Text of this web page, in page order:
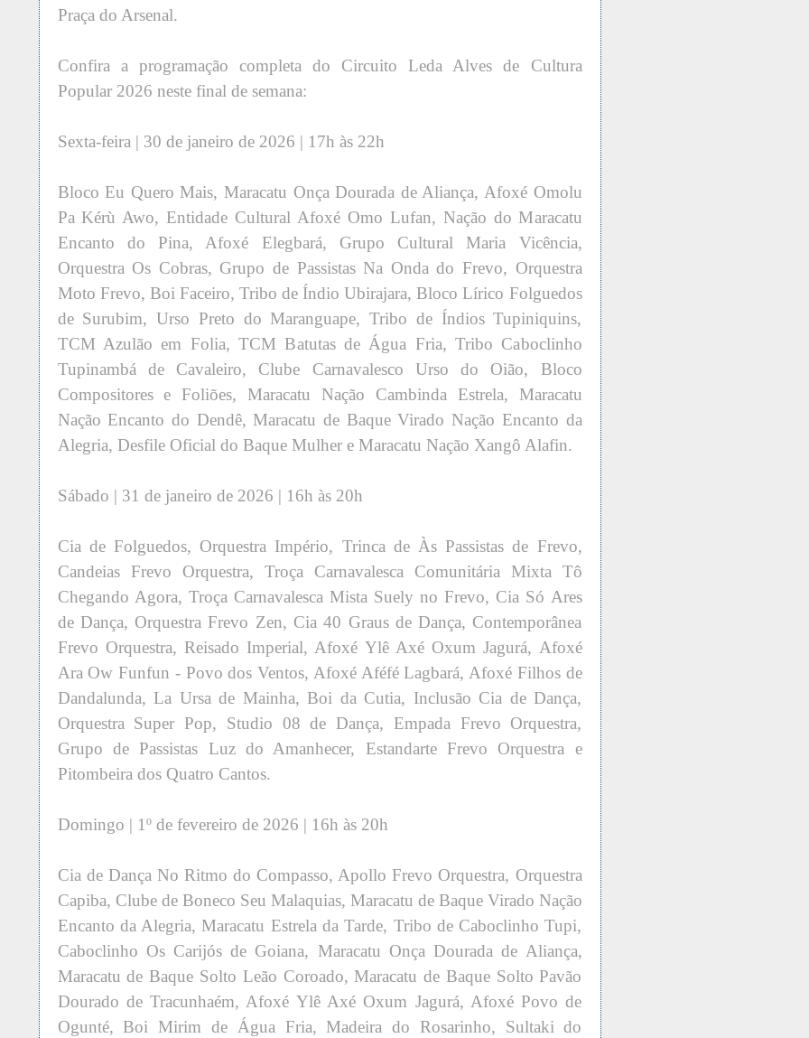
Praça do Arsenal.
Confira a programação completa do Circuito Leda Alves de Cultura
Popular 2026 neste final de semana:
Sexta-feira | 30 de janeiro de 2026 | 17h às 22h
Bloco Eu Quero Mais, Maracatu Onça Dourada de Aliança, Afoxé Omolu
Pa Kérù Awo, Entidade Cultural Afoxé Omo Lufan, Nação do Maracatu
Encanto do Pina, Afoxé Elegbará, Grupo Cultural Maria Vicência,
Orquestra Os Cobras, Grupo de Passistas Na Onda do Frevo, Orquestra
Moto Frevo, Boi Faceiro, Tribo de Índio Ubirajara, Bloco Lírico Folguedos
de Surubim, Urso Preto do Maranguape, Tribo de Índios Tupiniquins,
TCM Azulão em Folia, TCM Batutas de Água Fria, Tribo Caboclinho
Tupinambá de Cavaleiro, Clube Carnavalesco Urso do Oião, Bloco
Compositores e Foliões, Maracatu Nação Cambinda Estrela, Maracatu
Nação Encanto do Dendê, Maracatu de Baque Virado Nação Encanto da
Alegria, Desfile Oficial do Baque Mulher e Maracatu Nação Xangô Alafin.
Sábado | 31 de janeiro de 2026 | 16h às 20h
Cia de Folguedos, Orquestra Império, Trinca de Às Passistas de Frevo,
Candeias Frevo Orquestra, Troça Carnavalesca Comunitária Mixta Tô
Chegando Agora, Troça Carnavalesca Mista Suely no Frevo, Cia Só Ares
de Dança, Orquestra Frevo Zen, Cia 40 Graus de Dança, Contemporânea
Frevo Orquestra, Reisado Imperial, Afoxé Ylê Axé Oxum Jagurá, Afoxé
Ara Ow Funfun - Povo dos Ventos, Afoxé Aféfé Lagbará, Afoxé Filhos de
Dandalunda, La Ursa de Mainha, Boi da Cutia, Inclusão Cia de Dança,
Orquestra Super Pop, Studio 08 de Dança, Empada Frevo Orquestra,
Grupo de Passistas Luz do Amanhecer, Estandarte Frevo Orquestra e
Pitombeira dos Quatro Cantos.
Domingo | 1º de fevereiro de 2026 | 16h às 20h
Cia de Dança No Ritmo do Compasso, Apollo Frevo Orquestra, Orquestra
Capiba, Clube de Boneco Seu Malaquias, Maracatu de Baque Virado Nação
Encanto da Alegria, Maracatu Estrela da Tarde, Tribo de Caboclinho Tupi,
Caboclinho Os Carijós de Goiana, Maracatu Onça Dourada de Aliança,
Maracatu de Baque Solto Leão Coroado, Maracatu de Baque Solto Pavão
Dourado de Tracunhaém, Afoxé Ylê Axé Oxum Jagurá, Afoxé Povo de
Ogunté, Boi Mirim de Água Fria, Madeira do Rosarinho, Sultaki do